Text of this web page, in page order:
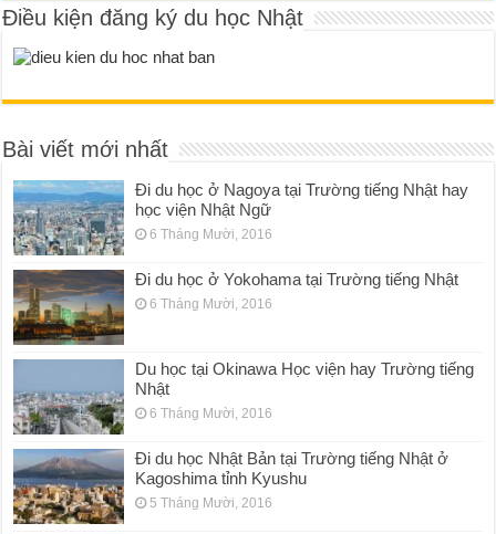
Điều kiện đăng ký du học Nhật
Bài viết mới nhất
Đi du học ở Nagoya tại Trường tiếng Nhật hay
học viện Nhật Ngữ
6 Tháng Mười, 2016
Đi du học ở Yokohama tại Trường tiếng Nhật
6 Tháng Mười, 2016
Du học tại Okinawa Học viện hay Trường tiếng
Nhật
6 Tháng Mười, 2016
Đi du học Nhật Bản tại Trường tiếng Nhật ở
Kagoshima tỉnh Kyushu
5 Tháng Mười, 2016